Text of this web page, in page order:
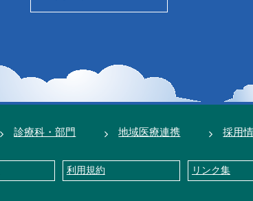
診療科・部門 地域医療連携 採用
利用規約 リンク集